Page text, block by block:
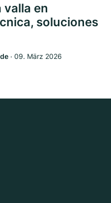
valla en
soluciones
‧ 09. März 2026